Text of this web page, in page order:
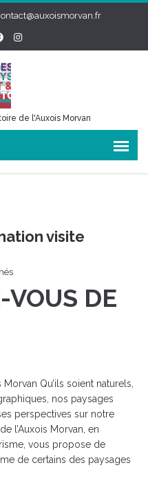
de l'Auxois Morvan
visite
sur
RENDEZ-
VOUS DE
Qu’ils soient naturels,
nos paysages
perspectives sur notre
l’Auxois Morvan, en
vous propose de
de certains des paysages